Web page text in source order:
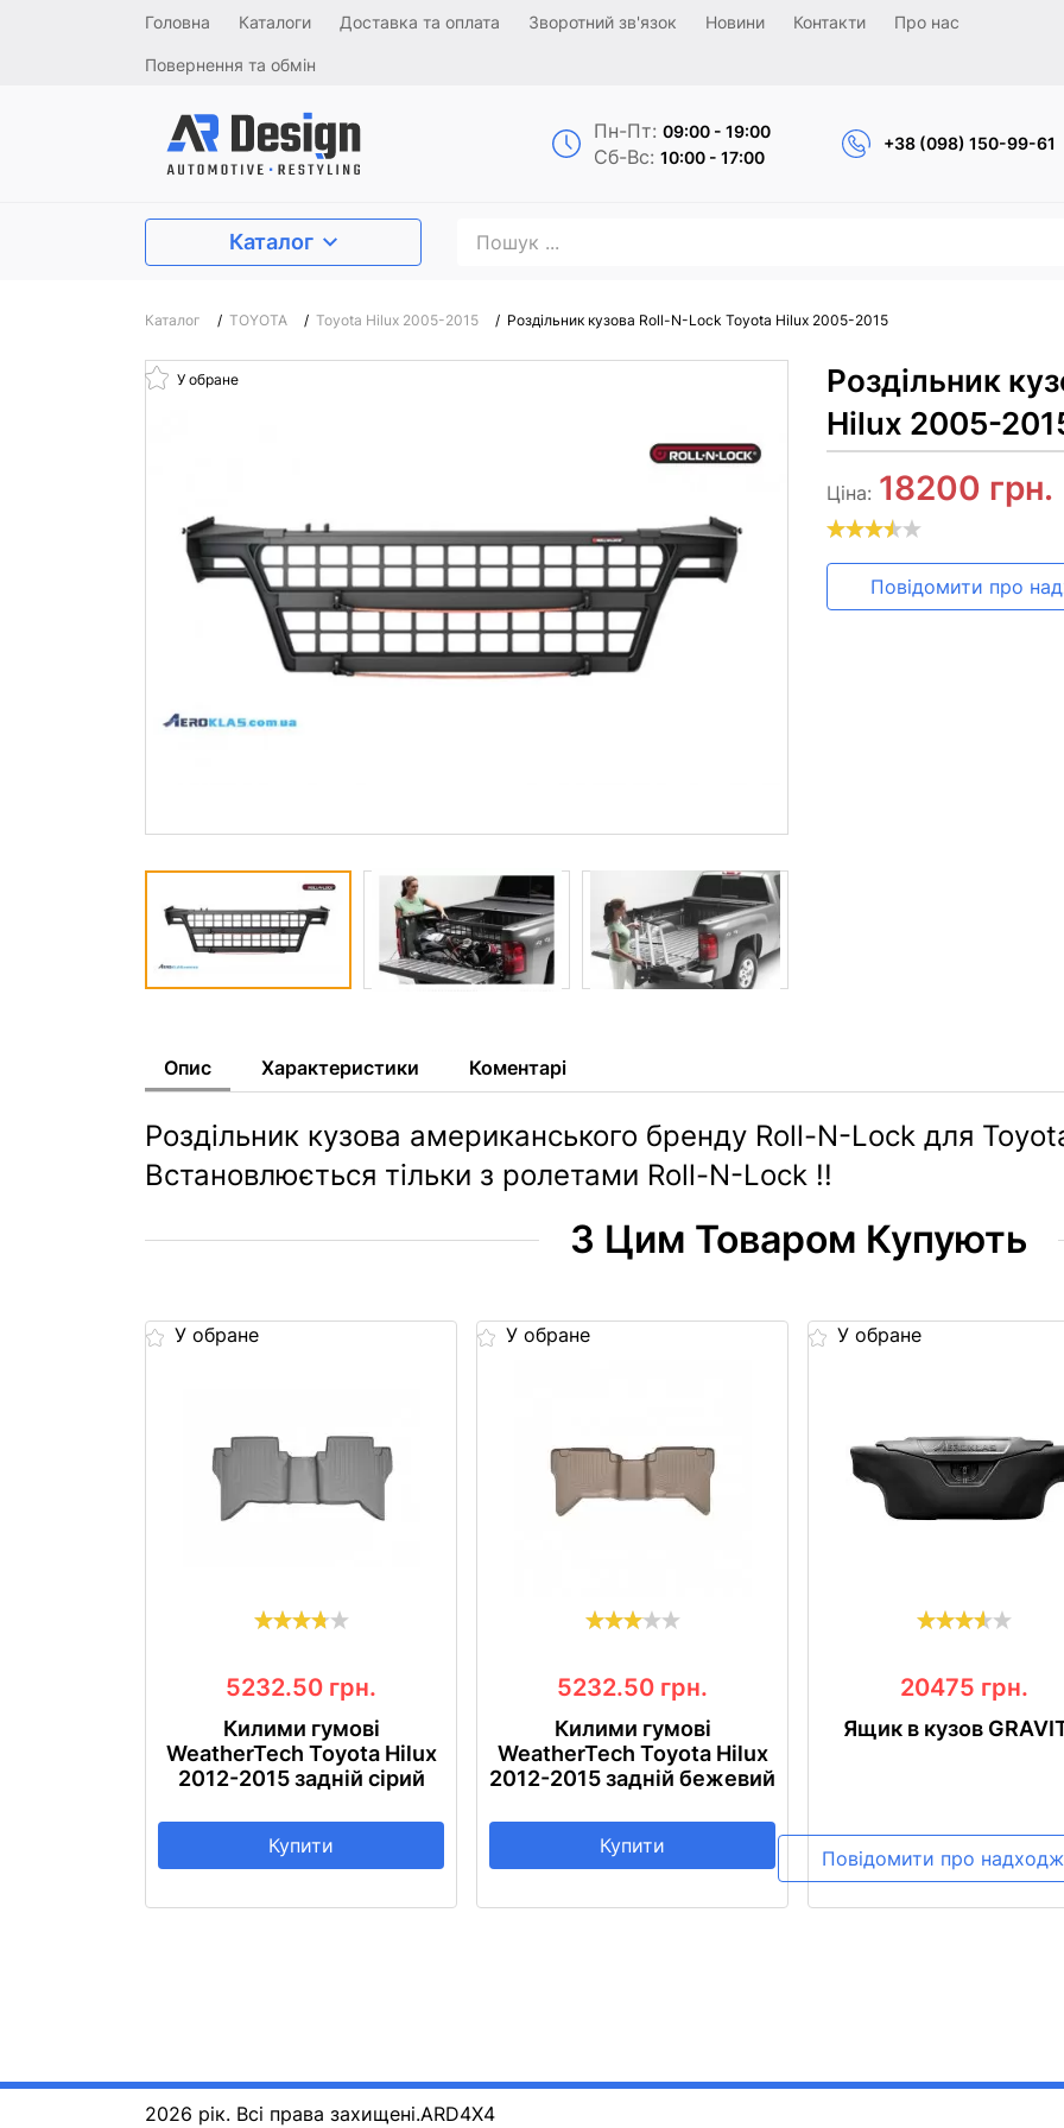
Головна Каталоги Доставка та оплата Зворотний зв'язок Новини Контакти Про нас
Повернення та обмін
Пн-Пт: 09:00 - 19:00
Сб-Вс: 10:00 - 17:00
+38 (098) 150-99-61
Каталог
Каталог / TOYOTA / Toyota Hilux 2005-2015 / Роздільник кузова Roll-N-Lock Toyota Hilux 2005-2015
У обране
Роздільник
Hilux 2005-
Ціна: 18200 грн.
Повідомити про
Опис Характеристики Коментарі
Роздільник кузова американського бренду Roll-N-Lock для
Встановлюється тільки з ролетами Roll-N-Lock !!
З Цим Товаром Купують
У обране
5232.50 грн.
Килими гумові
WeatherTech Toyota Hilux
2012-2015 задній сірий
Купити
У обране
5232.50 грн.
Килими гумові
WeatherTech Toyota Hilux
2012-2015 задній бежевий
Купити
У обране
20475 грн.
Ящик в кузов
Повідомити про
2026 рік. Всі права захищені.ARD4X4